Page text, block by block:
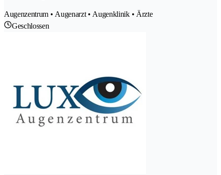
Augenzentrum • Augenarzt • Augenklinik • Ärzte
Geschlossen